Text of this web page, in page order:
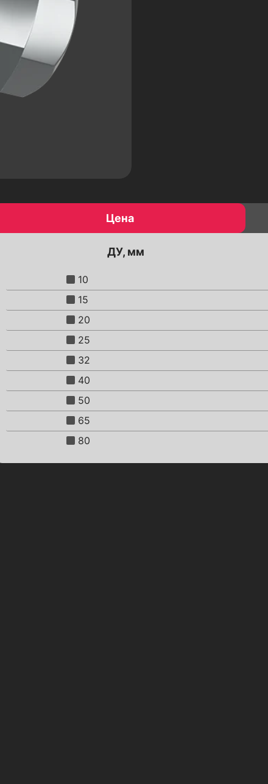
Пневмоприводы
Редукторы червячные
Электромагнитные клапаны
Фитинги резьбовые
Детали к трубопроводу
Цена
ДУ, мм
10
15
20
25
32
40
50
65
80